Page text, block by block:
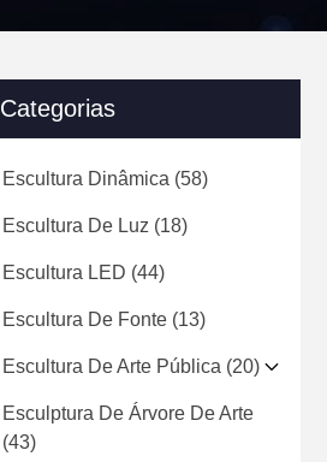
Categorias
Escultura Dinâmica (58)
Escultura De Luz (18)
Escultura LED (44)
Escultura De Fonte (13)
Escultura De Arte Pública (20)
Esculptura De Árvore De Arte
(43)